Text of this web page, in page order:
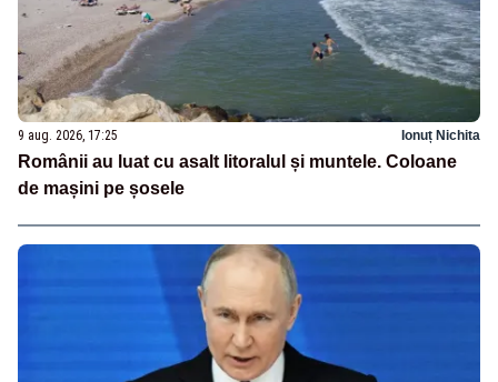
9 aug. 2026, 17:25 Ionuț Nichita
Românii au luat cu asalt litoralul și muntele. Coloane
de mașini pe șosele